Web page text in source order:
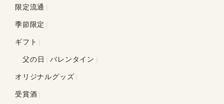
限定流通
季節限定
ギフト
父の日 バレンタイン
オリジナルグッズ
受賞酒